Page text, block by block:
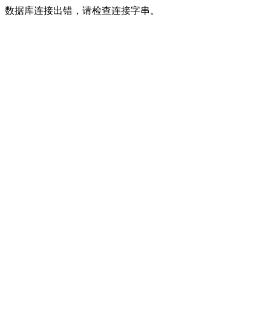
数据库连接出错，请检查连接字串。